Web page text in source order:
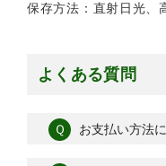
保存方法：直射日光、
よくある質問
Ｑ お支払い方法